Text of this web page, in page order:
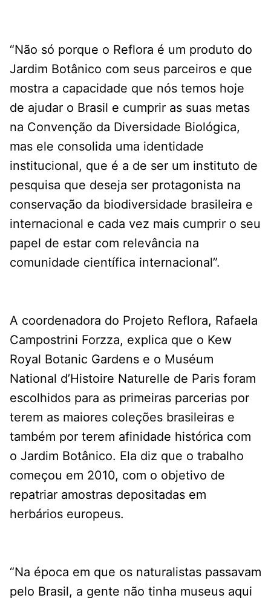
“Não só porque o Reflora é um produto do
Jardim Botânico com seus parceiros e que
mostra a capacidade que nós temos hoje
de ajudar o Brasil e cumprir as suas metas
na Convenção da Diversidade Biológica,
mas ele consolida uma identidade
institucional, que é a de ser um instituto de
pesquisa que deseja ser protagonista na
conservação da biodiversidade brasileira e
internacional e cada vez mais cumprir o seu
papel de estar com relevância na
comunidade científica internacional”.
A coordenadora do Projeto Reflora, Rafaela
Campostrini Forzza, explica que o Kew
Royal Botanic Gardens e o Muséum
National d’Histoire Naturelle de Paris foram
escolhidos para as primeiras parcerias por
terem as maiores coleções brasileiras e
também por terem afinidade histórica com
o Jardim Botânico. Ela diz que o trabalho
começou em 2010, com o objetivo de
repatriar amostras depositadas em
herbários europeus.
“Na época em que os naturalistas passavam
pelo Brasil, a gente não tinha museus aqui